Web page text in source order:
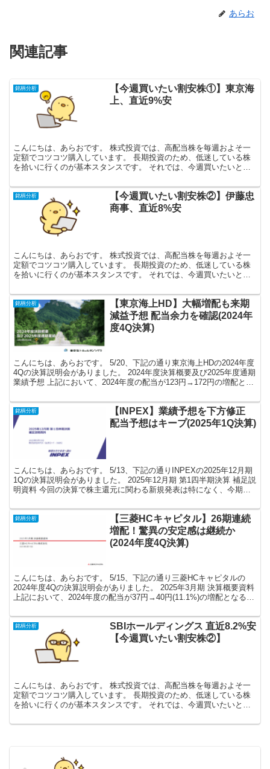
あらお
関連記事
銘柄分析
【今週買いたい割安株①】東京海
上、直近9%安
こんにちは、あらおです。 株式投資では、高配当株を毎週およそ一
定額でコツコツ購入しています。 長期投資のため、低迷している株
を拾いに行くのが基本スタンスです。 それでは、今週買いたいと思
銘柄分析
【今週買いたい割安株②】伊藤忠
商事、直近8%安
こんにちは、あらおです。 株式投資では、高配当株を毎週およそ一
定額でコツコツ購入しています。 長期投資のため、低迷している株
を拾いに行くのが基本スタンスです。 それでは、今週買いたいと思
銘柄分析
【東京海上HD】大幅増配も来期
減益予想 配当余力を確認(2024年
度4Q決算)
こんにちは、あらおです。 5/20、下記の通り東京海上HDの2024年度
4Qの決算説明会がありました。 2024年度決算概要及び2025年度通期
業績予想 上記において、2024年度の配当が123円→172円の増配とな
銘柄分析
【INPEX】業績予想を下方修正
配当予想はキープ(2025年1Q決算)
こんにちは、あらおです。 5/13、下記の通りINPEXの2025年12月期
1Qの決算説明会がありました。 2025年12月期 第1四半期決算 補足説
明資料 今回の決算で株主還元に関わる新規発表は特になく、今期配
銘柄分析
【三菱HCキャピタル】26期連続
増配！驚異の安定感は継続か
(2024年度4Q決算)
こんにちは、あらおです。 5/15、下記の通り三菱HCキャピタルの
2024年度4Qの決算説明会がありました。 2025年3月期 決算概要資料
上記において、2024年度の配当が37円→40円(11.1%)の増配となるこ
銘柄分析
SBIホールディングス 直近8.2%安
【今週買いたい割安株②】
こんにちは、あらおです。 株式投資では、高配当株を毎週およそ一
定額でコツコツ購入しています。 長期投資のため、低迷している株
を拾いに行くのが基本スタンスです。 それでは、今週買いたいと思